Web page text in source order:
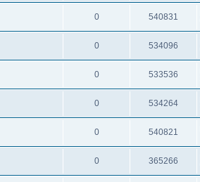
0 540831
0 534096
0 533536
0 534264
0 540821
0 365266